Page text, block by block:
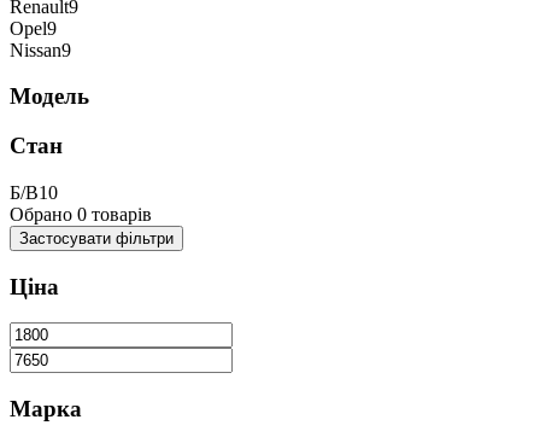
Renault9
Opel9
Nissan9
Модель
Стан
Б/В10
Обрано 0 товарів
Застосувати фільтри
Ціна
Марка